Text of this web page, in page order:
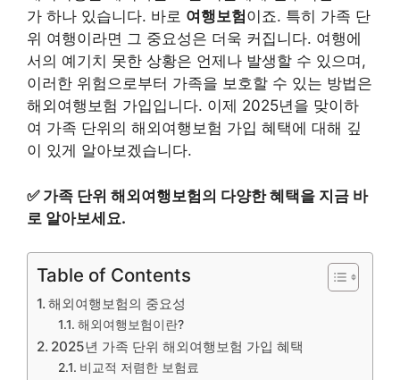
가 하나 있습니다. 바로 여행보험이죠. 특히 가족 단
위 여행이라면 그 중요성은 더욱 커집니다. 여행에
서의 예기치 못한 상황은 언제나 발생할 수 있으며,
이러한 위험으로부터 가족을 보호할 수 있는 방법은
해외여행보험 가입입니다. 이제 2025년을 맞이하
여 가족 단위의 해외여행보험 가입 혜택에 대해 깊
이 있게 알아보겠습니다.
✅ 가족 단위 해외여행보험의 다양한 혜택을 지금 바
로 알아보세요.
Table of Contents
해외여행보험의 중요성
해외여행보험이란?
2025년 가족 단위 해외여행보험 가입 혜택
비교적 저렴한 보험료